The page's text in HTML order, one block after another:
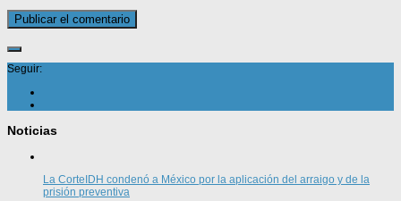
Seguir:
Noticias
La CorteIDH condenó a México por la aplicación del arraigo y de la
prisión preventiva